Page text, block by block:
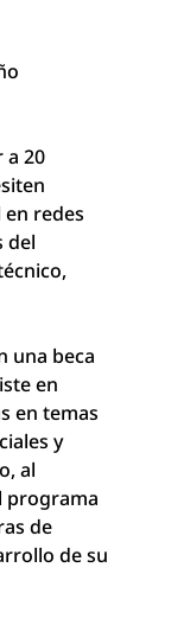
a 20
redes
del
una beca
en
en temas
y
al
programa
de
de su